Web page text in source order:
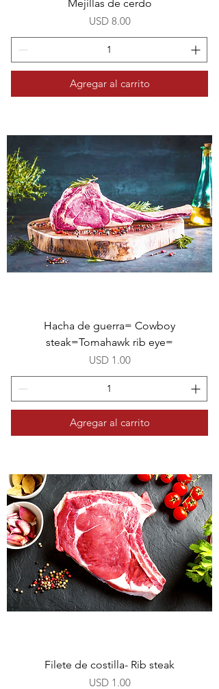
Mejillas de cerdo
Precio
USD 8.00
Agregar al carrito
Hacha de guerra= Cowboy
steak=Tomahawk rib eye=
Precio
USD 1.00
Agregar al carrito
Filete de costilla- Rib steak
Precio
USD 1.00